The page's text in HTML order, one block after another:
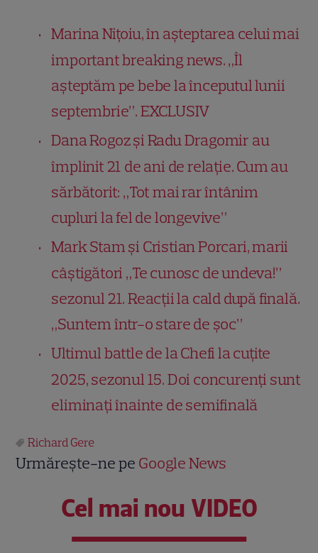
Marina Nițoiu, în așteptarea celui mai
important breaking news. „Îl
așteptăm pe bebe la începutul lunii
septembrie”. EXCLUSIV
Dana Rogoz și Radu Dragomir au
împlinit 21 de ani de relație. Cum au
sărbătorit: „Tot mai rar întânim
cupluri la fel de longevive”
Mark Stam și Cristian Porcari, marii
câștigători „Te cunosc de undeva!”
sezonul 21. Reacții la cald după finală.
„Suntem într-o stare de șoc”
Ultimul battle de la Chefi la cuțite
2025, sezonul 15. Doi concurenți sunt
eliminați înainte de semifinală
Richard Gere
Urmărește-ne pe Google News
Cel mai nou VIDEO